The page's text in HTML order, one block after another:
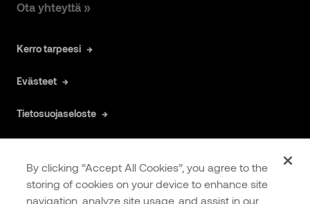
Ota yhteyttä »
Kerro tarpeesi
Evästeet
Tietosuojaseloste
By clicking “Accept All Cookies”, you agree to the
storing of cookies on your device to enhance site
navigation, analyze site usage, and assist in our